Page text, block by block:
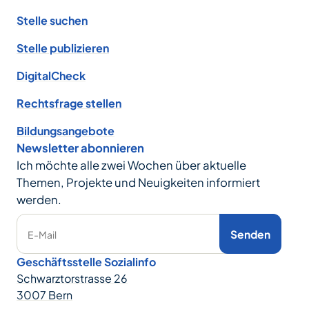
Stelle suchen
Stelle publizieren
DigitalCheck
Rechtsfrage stellen
Bildungsangebote
Newsletter abonnieren
Ich möchte alle zwei Wochen über aktuelle
Themen, Projekte und Neuigkeiten informiert
werden.
E-Mail Senden
Geschäftsstelle Sozialinfo
Schwarztorstrasse 26
3007 Bern